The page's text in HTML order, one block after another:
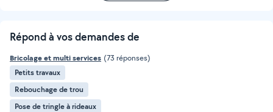
Répond à vos demandes de
Bricolage et multi services (73 réponses)
Petits travaux
Rebouchage de trou
Pose de tringle à rideaux